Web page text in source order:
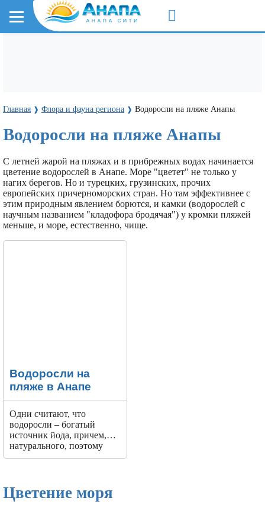
Главная ❱ Флора и фауна региона ❱ Водоросли на пляже Анапы
Водоросли на пляже Анапы
С летней жарой на пляжах и в прибрежных водах начинается
цветение водорослей в Анапе. Море "цветет" не только у
нагих берегов. Но и турецких, грузинских, прочих
европейских причерноморских стран. Но там эффективнее с
этим природным явлением борются, и камки (водорослей с
научным названием "кладофора бродячая") у кромки пляжей
меньше, и море, естественно, чище.
Водоросли на
пляже в Анапе
Одни считают, что
водоросли – богатый
источник йода, причем,
натурального, поэтому
стоит купаться рядом,
токсинов и бактерий, тем
более, что пахнет подарок
Цветение моря